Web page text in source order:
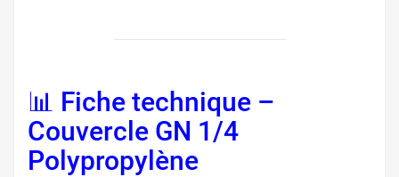
📊 Fiche technique –
Couvercle GN 1/4
Polypropylène